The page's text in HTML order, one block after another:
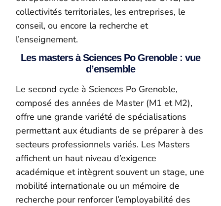
collectivités territoriales, les entreprises, le
conseil, ou encore la recherche et
l’enseignement.
Les masters à Sciences Po Grenoble : vue
d’ensemble
Le second cycle à Sciences Po Grenoble,
composé des années de Master (M1 et M2),
offre une grande variété de spécialisations
permettant aux étudiants de se préparer à des
secteurs professionnels variés. Les Masters
affichent un haut niveau d’exigence
académique et intègrent souvent un stage, une
mobilité internationale ou un mémoire de
recherche pour renforcer l’employabilité des